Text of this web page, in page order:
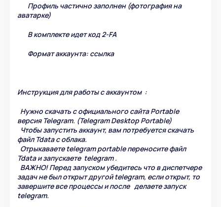
Профиль частично заполнен (фотография на
аватарке)
В комплекте идет код 2-FA
Формат аккаунта: ссылка
Инструкция для работы с аккаунтом :
Нужно скачать с официального сайта Portable
версия Telegram. (Telegram Desktop Portable)
Чтобы запустить аккаунт, вам потребуется скачать
файл Tdata c облака.
Отрыкаваете telegram portable переносите файл
Tdata и запускаете telegram .
ВАЖНО! Перед запуском убедитесь что в диспетчере
задач не был открыт другой telegram, если открыт, то
завершите все процессы и после делаете запуск
telegram.